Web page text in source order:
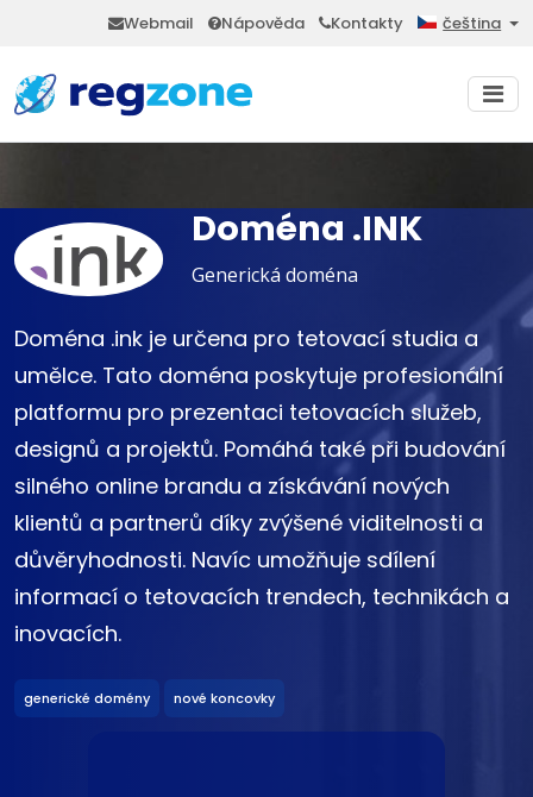
Webmail Nápověda Kontakty čeština
Doména .INK
Generická doména
Doména .ink je určena pro tetovací studia a
umělce. Tato doména poskytuje profesionální
platformu pro prezentaci tetovacích služeb,
designů a projektů. Pomáhá také při budování
silného online brandu a získávání nových
klientů a partnerů díky zvýšené viditelnosti a
důvěryhodnosti. Navíc umožňuje sdílení
informací o tetovacích trendech, technikách a
inovacích.
generické domény nové koncovky